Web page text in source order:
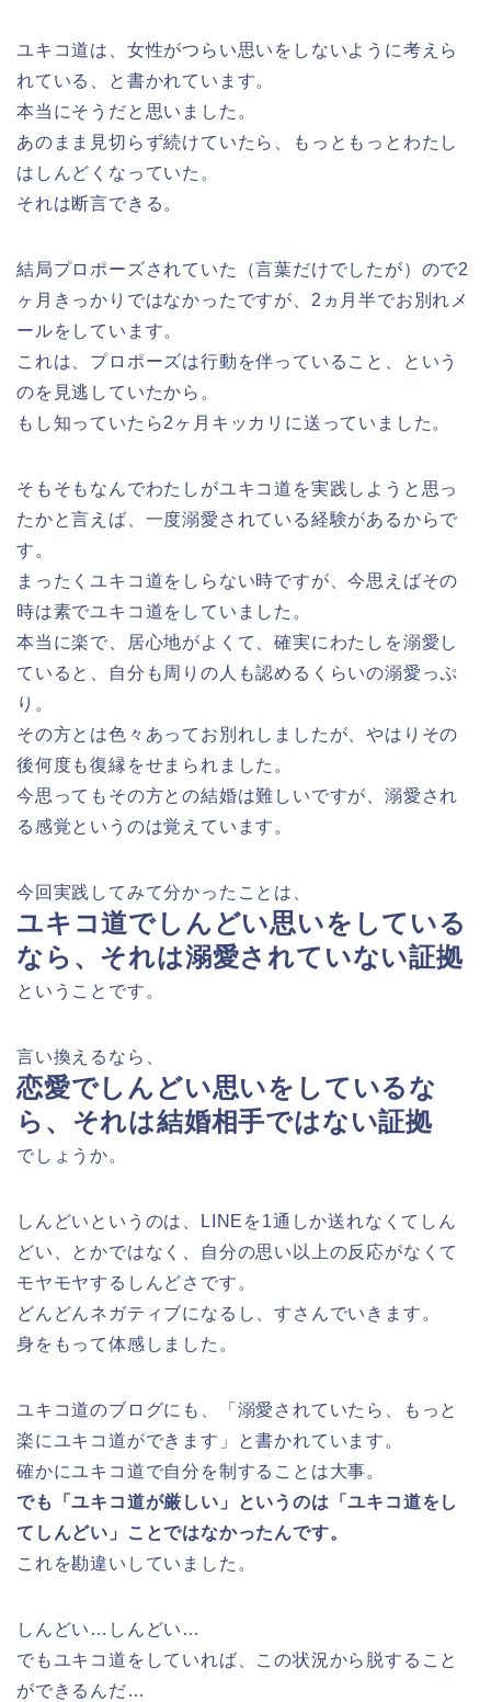
ユキコ道は、女性がつらい思いをしないように考えら
れている、と書かれています。
本当にそうだと思いました。
あのまま見切らず続けていたら、もっともっとわたし
はしんどくなっていた。
それは断言できる。
結局プロポーズされていた（言葉だけでしたが）ので2
ヶ月きっかりではなかったですが、2ヵ月半でお別れメ
ールをしています。
これは、プロポーズは行動を伴っていること、という
のを見逃していたから。
もし知っていたら2ヶ月キッカリに送っていました。
そもそもなんでわたしがユキコ道を実践しようと思っ
たかと言えば、一度溺愛されている経験があるからで
す。
まったくユキコ道をしらない時ですが、今思えばその
時は素でユキコ道をしていました。
本当に楽で、居心地がよくて、確実にわたしを溺愛し
ていると、自分も周りの人も認めるくらいの溺愛っぷ
り。
その方とは色々あってお別れしましたが、やはりその
後何度も復縁をせまられました。
今思ってもその方との結婚は難しいですが、溺愛され
る感覚というのは覚えています。
今回実践してみて分かったことは、
ユキコ道でしんどい思いをしている
なら、それは溺愛されていない証拠
ということです。
言い換えるなら、
恋愛でしんどい思いをしているな
ら、それは結婚相手ではない証拠
でしょうか。
しんどいというのは、LINEを1通しか送れなくてしん
どい、とかではなく、自分の思い以上の反応がなくて
モヤモヤするしんどさです。
どんどんネガティブになるし、すさんでいきます。
身をもって体感しました。
ユキコ道のブログにも、「溺愛されていたら、もっと
楽にユキコ道ができます」と書かれています。
確かにユキコ道で自分を制することは大事。
でも「ユキコ道が厳しい」というのは「ユキコ道をし
てしんどい」ことではなかったんです。
これを勘違いしていました。
しんどい…しんどい…
でもユキコ道をしていれば、この状況から脱すること
ができるんだ…